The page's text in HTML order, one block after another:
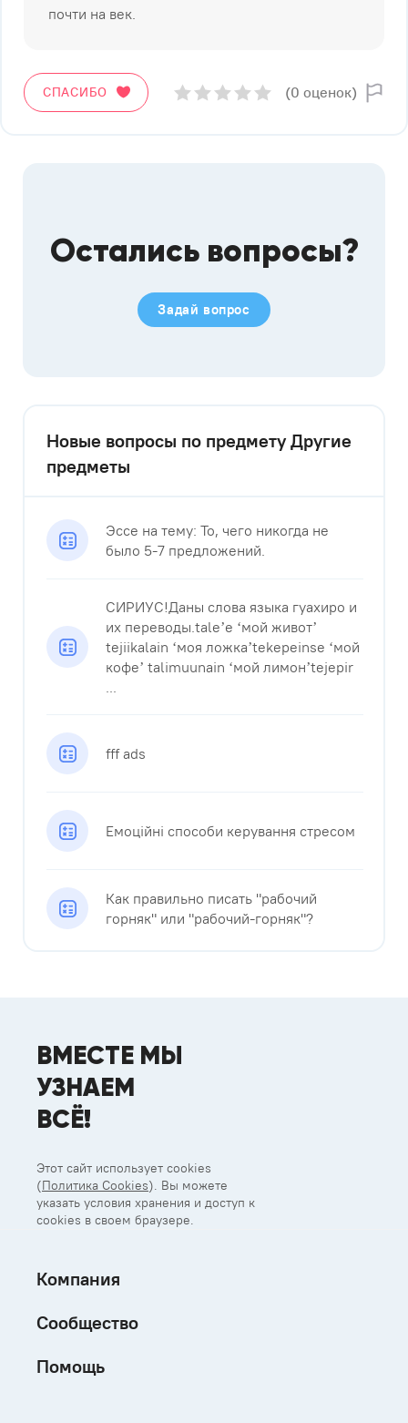
почти на век.
СПАСИБО (0 оценок)
Остались вопросы?
Задай вопрос
Новые вопросы по предмету Другие
предметы
Эссе на тему: То, чего никогда не
было 5-7 предложений.
СИРИУС!Даны слова языка гуахиро и
их переводы.tale’e ‘мой живот’
tejiikalain ‘моя ложка’tekepeinse ‘мой
кофе’ talimuunain ‘мой лимон’tejepir
...
fff ads
Емоційні способи керування стресом
Как правильно писать "рабочий
горняк" или "рабочий-горняк"?
ВМЕСТЕ МЫ
УЗНАЕМ
ВСЁ!
Этот сайт использует cookies
(Политика Cookies). Вы можете
указать условия хранения и доступ к
cookies в своем браузере.
Компания
Сообщество
Помощь